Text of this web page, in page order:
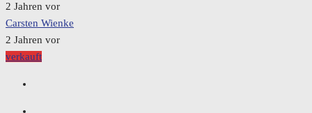
2 Jahren vor
Carsten Wienke
2 Jahren vor
verkauft